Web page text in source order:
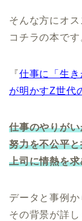
そんな方にオス
コチラの本です
『仕事に「生
が明かすZ世代
仕事のやりが
努力を不公平
上司に情熱を
データと事例か
その背景が詳し